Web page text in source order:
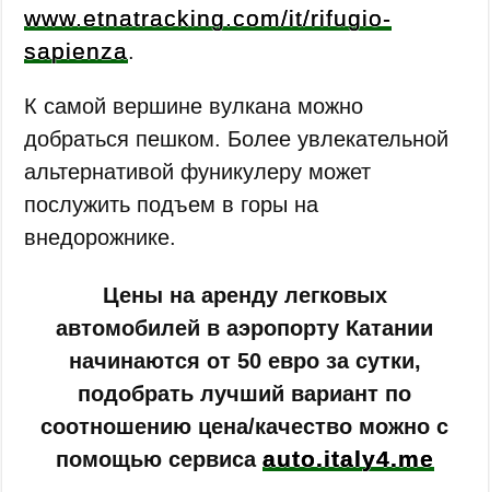
www.etnatracking.com/it/rifugio-
sapienza.
К самой вершине вулкана можно
добраться пешком. Более увлекательной
альтернативой фуникулеру может
послужить подъем в горы на
внедорожнике.
Цены на аренду легковых
автомобилей в аэропорту Катании
начинаются от 50 евро за сутки,
подобрать лучший вариант по
соотношению цена/качество можно с
помощью сервиса auto.italy4.me